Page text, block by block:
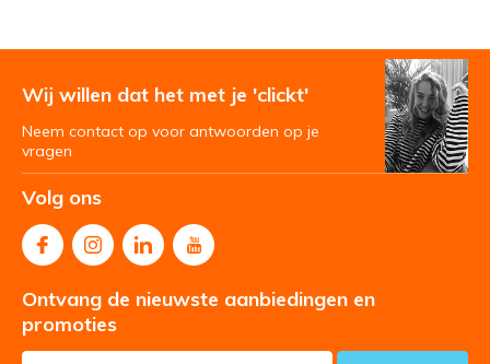
Wij willen dat het met je 'clickt'
Neem contact op voor antwoorden op je
vragen
Volg ons
Ontvang de nieuwste aanbiedingen en
promoties